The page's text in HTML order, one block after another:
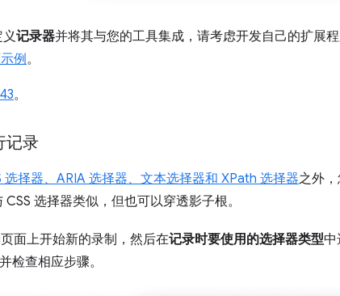
记录器并将其与您的工具集成，请考虑开发自己的扩展
例。
。
记录
选择器、ARIA 选择器、文本选择器和 XPath 选择器之外
选择器类似，但也可以穿透影子根。
面上开始新的录制，然后在记录时要使用的选择器类型中
检查相应步骤。